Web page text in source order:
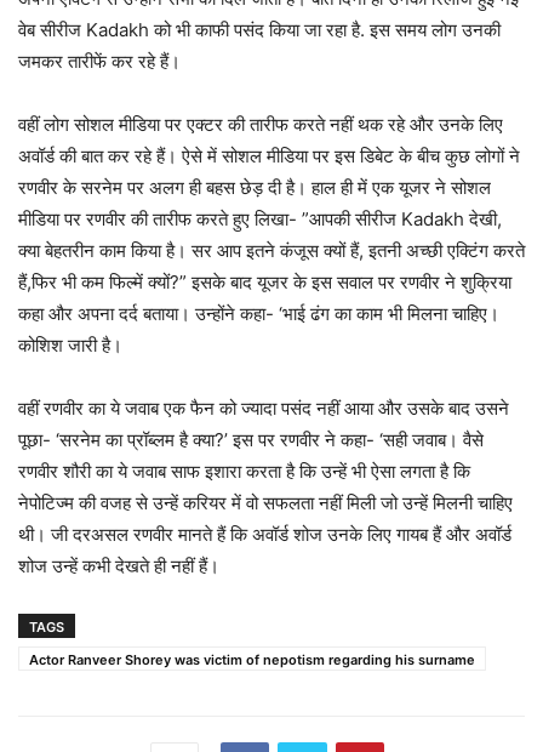
वेब सीरीज Kadakh को भी काफी पसंद किया जा रहा है. इस समय लोग उनकी
जमकर तारीफें कर रहे हैं।
वहीं लोग सोशल मीडिया पर एक्टर की तारीफ करते नहीं थक रहे और उनके लिए
अवॉर्ड की बात कर रहे हैं। ऐसे में सोशल मीडिया पर इस डिबेट के बीच कुछ लोगों ने
रणवीर के सरनेम पर अलग ही बहस छेड़ दी है। हाल ही में एक यूजर ने सोशल
मीडिया पर रणवीर की तारीफ करते हुए लिखा- ”आपकी सीरीज Kadakh देखी,
क्या बेहतरीन काम किया है। सर आप इतने कंजूस क्यों हैं, इतनी अच्छी एक्टिंग करते
हैं,फिर भी कम फिल्में क्यों?” इसके बाद यूजर के इस सवाल पर रणवीर ने शुक्रिया
कहा और अपना दर्द बताया। उन्होंने कहा- ‘भाई ढंग का काम भी मिलना चाहिए।
कोशिश जारी है।
वहीं रणवीर का ये जवाब एक फैन को ज्यादा पसंद नहीं आया और उसके बाद उसने
पूछा- ‘सरनेम का प्रॉब्लम है क्या?’ इस पर रणवीर ने कहा- ‘सही जवाब। वैसे
रणवीर शौरी का ये जवाब साफ इशारा करता है कि उन्हें भी ऐसा लगता है कि
नेपोटिज्म की वजह से उन्हें करियर में वो सफलता नहीं मिली जो उन्हें मिलनी चाहिए
थी। जी दरअसल रणवीर मानते हैं कि अवॉर्ड शोज उनके लिए गायब हैं और अवॉर्ड
शोज उन्हें कभी देखते ही नहीं हैं।
TAGS
Actor Ranveer Shorey was victim of nepotism regarding his surname